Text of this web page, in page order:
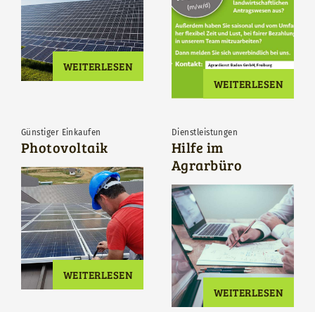
WEITERLESEN
WEITERLESEN
Günstiger Einkaufen
Photovoltaik
WEITERLESEN
Dienstleistungen
Hilfe im
Agrarbüro
WEITERLESEN